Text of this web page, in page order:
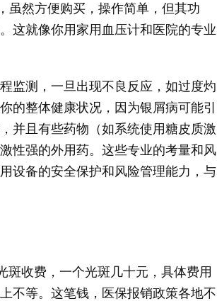
虽然方便购买，操作简单，但其功
这就像你用家用血压计和医院的专业
监测，一旦出现不良反应，如过度灼
的整体健康状况，因为银屑病可能引
并且有些药物（如系统使用糖皮质激
性强的外用药。这些专业的考量和风
设备的安全保护和风险管理能力，与
收费，一个光斑几十元，具体费用
不等。这笔钱，医保报销政策各地不